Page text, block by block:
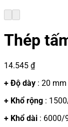
Thép
14.545 ₫
+ Độ dày : 20 mm
+ Khổ rộng :
+ Khổ dài : 6000/